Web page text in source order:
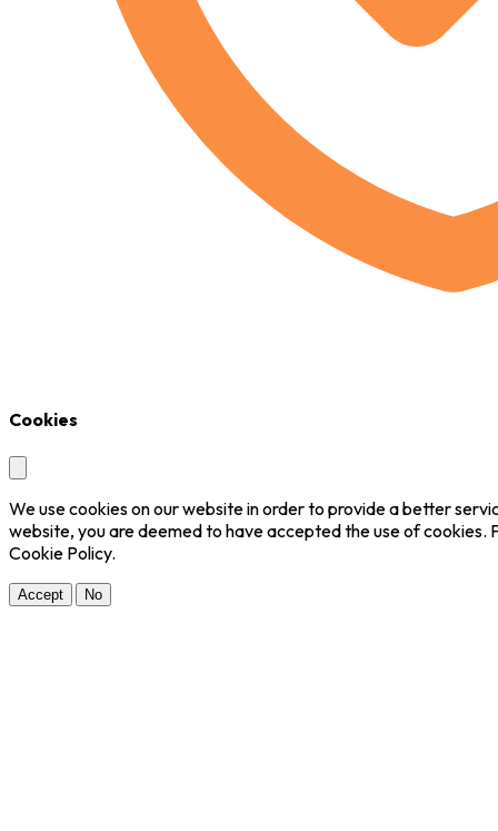
Cookies
We use cookies on our website in order to provide a better
website, you are deemed to have accepted the use of
Cookie Policy.
Accept No